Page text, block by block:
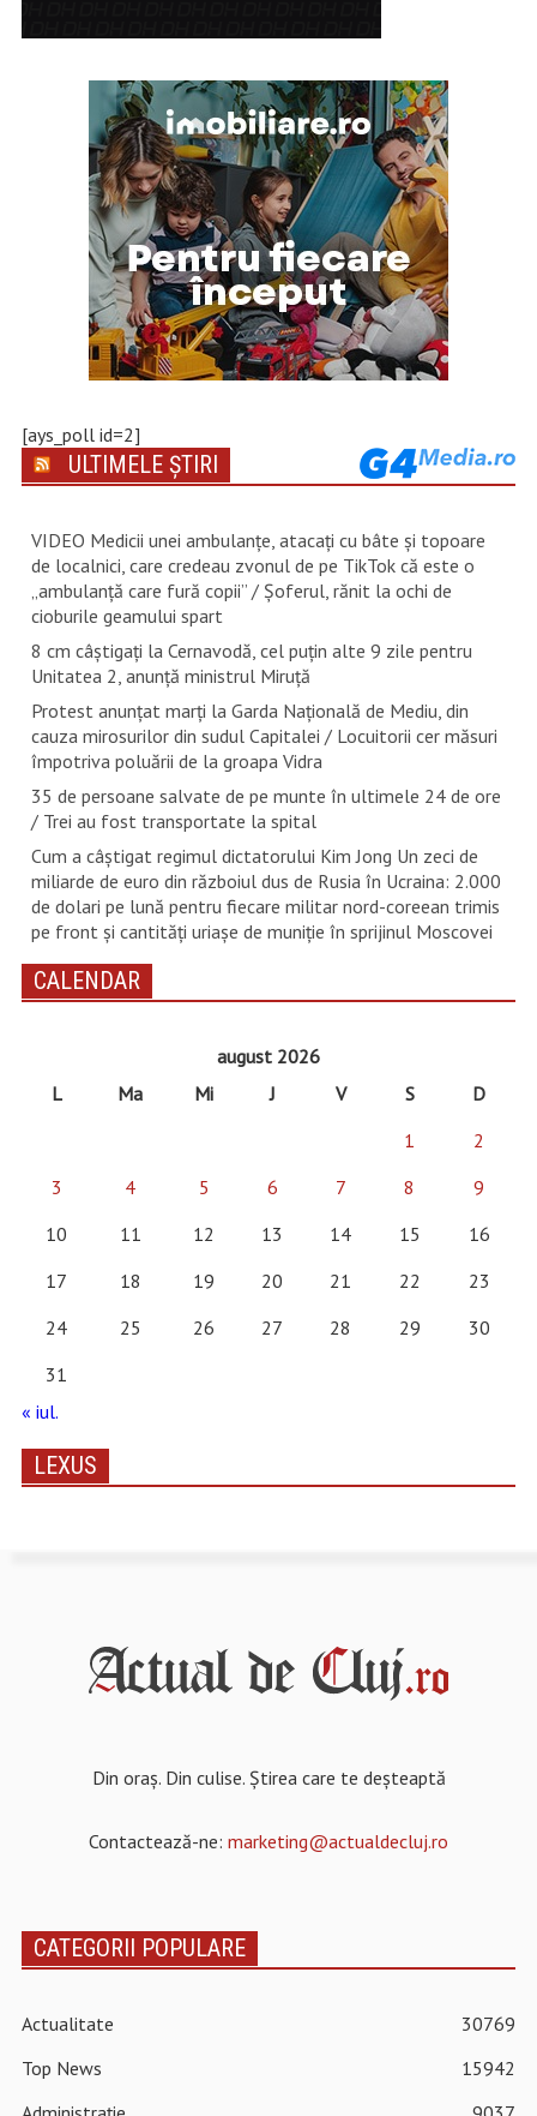
[ays_poll id=2]
ULTIMELE ȘTIRI
VIDEO Medicii unei ambulanțe, atacați cu bâte și topoare
de localnici, care credeau zvonul de pe TikTok că este o
„ambulanță care fură copii” / Șoferul, rănit la ochi de
cioburile geamului spart
8 cm câștigați la Cernavodă, cel puțin alte 9 zile pentru
Unitatea 2, anunță ministrul Miruță
Protest anunțat marți la Garda Națională de Mediu, din
cauza mirosurilor din sudul Capitalei / Locuitorii cer măsuri
împotriva poluării de la groapa Vidra
35 de persoane salvate de pe munte în ultimele 24 de ore
/ Trei au fost transportate la spital
Cum a câștigat regimul dictatorului Kim Jong Un zeci de
miliarde de euro din războiul dus de Rusia în Ucraina: 2.000
de dolari pe lună pentru fiecare militar nord-coreean trimis
pe front și cantități uriașe de muniție în sprijinul Moscovei
CALENDAR
august 2026
L
Ma Mi J V S
D
1
2
3
4 5 6 7 8
9
10
11 12 13 14 15
16
17
18 19 20 21 22
23
24
25 26 27 28 29
30
31
« iul.
LEXUS
Din oraș. Din culise. Știrea care te deșteaptă
Contactează-ne: marketing@actualdecluj.ro
CATEGORII POPULARE
Actualitate
30769
Top News
15942